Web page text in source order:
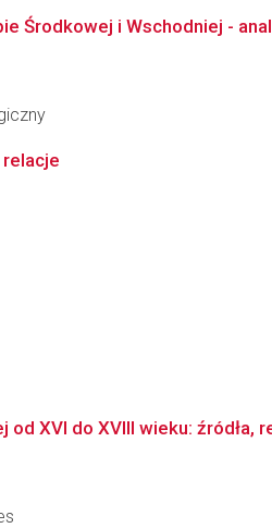
Środkowej i Wschodniej -
relacje
XVI do XVIII wieku: źródła,